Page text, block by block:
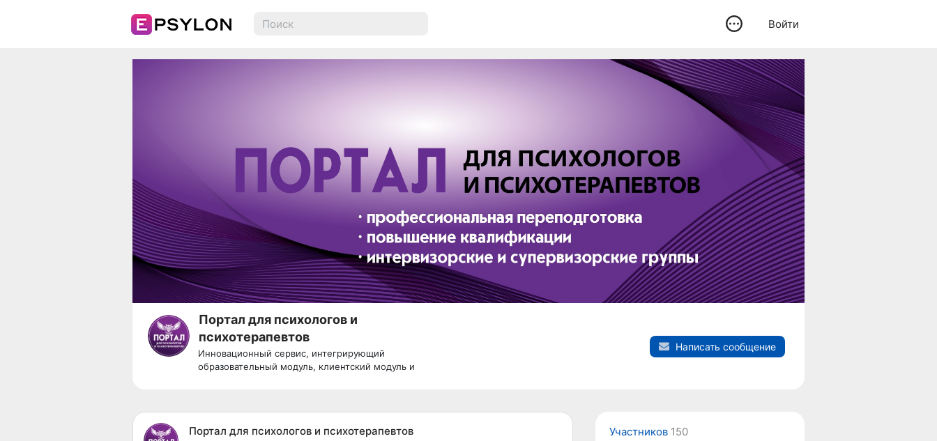
Войти
Портал для психологов и
психотерапевтов
Инновационный сервис, интегрирующий
образовательный модуль, клиентский модуль и
Написать сообщение
Портал для психологов и психотерапевтов Участников 150